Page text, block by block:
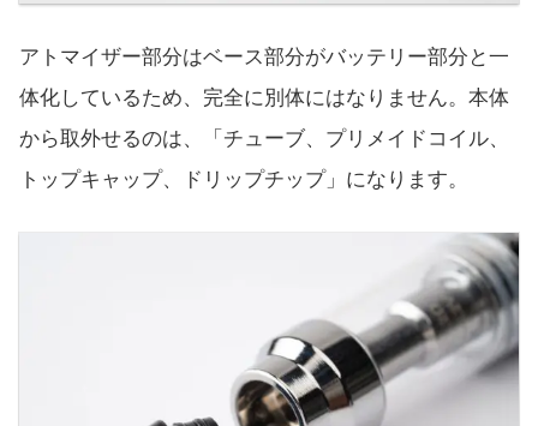
アトマイザー部分はベース部分がバッテリー部分と一
体化しているため、完全に別体にはなりません。本体
から取外せるのは、「チューブ、プリメイドコイル、
トップキャップ、ドリップチップ」になります。